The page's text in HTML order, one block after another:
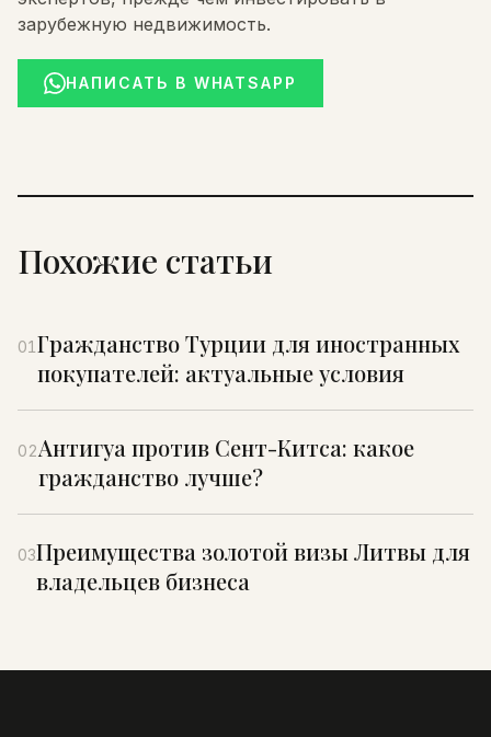
зарубежную недвижимость.
НАПИСАТЬ В WHATSAPP
Похожие статьи
01 Гражданство Турции для иностранных
покупателей: актуальные условия
02Антигуа против Сент-Китса: какое
гражданство лучше?
03Преимущества золотой визы Литвы для
владельцев бизнеса